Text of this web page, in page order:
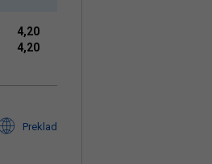
4,20
4,20
Preklad